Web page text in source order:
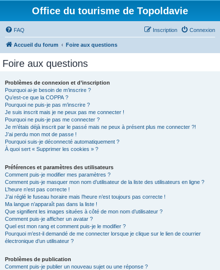
Office du tourisme de Topoldavie
FAQ Connexion
Inscription
Accueil du forum Foire aux questions
Foire aux questions
Problèmes de connexion et d’inscription
Pourquoi ai-je besoin de m’inscrire ?
Qu’est-ce que la COPPA ?
Pourquoi ne puis-je pas m’inscrire ?
Je suis inscrit mais je ne peux pas me connecter !
Pourquoi ne puis-je pas me connecter ?
Je m’étais déjà inscrit par le passé mais ne peux à présent plus me connecter ?!
J’ai perdu mon mot de passe !
Pourquoi suis-je déconnecté automatiquement ?
À quoi sert « Supprimer les cookies » ?
Préférences et paramètres des utilisateurs
Comment puis-je modifier mes paramètres ?
Comment puis-je masquer mon nom d’utilisateur de la liste des utilisateurs en ligne ?
L’heure n’est pas correcte !
J’ai réglé le fuseau horaire mais l’heure n’est toujours pas correcte !
Ma langue n’apparaît pas dans la liste !
Que signifient les images situées à côté de mon nom d’utilisateur ?
Comment puis-je afficher un avatar ?
Quel est mon rang et comment puis-je le modifier ?
Pourquoi m’est-il demandé de me connecter lorsque je clique sur le lien de courrier
électronique d’un utilisateur ?
Problèmes de publication
Comment puis-je publier un nouveau sujet ou une réponse ?